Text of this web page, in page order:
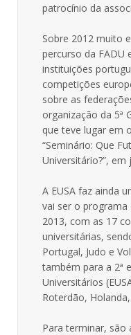
patrocínio da
Sobre 2012 muito
percurso da FADU
instituições
competições
sobre as
organização da 5ª
que teve lugar em
“Seminário: Que
Universitário?”, em
A EUSA faz ainda
vai ser o programa
2013, com as 17
universitárias,
Portugal, Judo e
também para a 2ª
Universitários
Roterdão,
Para terminar, são